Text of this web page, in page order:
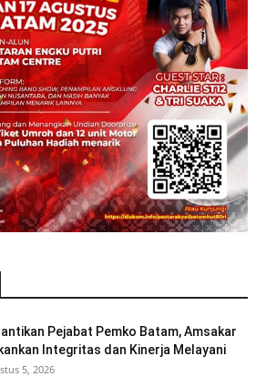
Pejabat Pemko Batam, Amsakar
Integritas dan Kinerja Melayani
5, 2026